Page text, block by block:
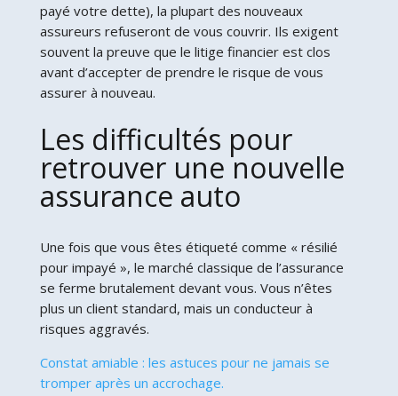
payé votre dette), la plupart des nouveaux
assureurs refuseront de vous couvrir. Ils exigent
souvent la preuve que le litige financier est clos
avant d’accepter de prendre le risque de vous
assurer à nouveau.
Les difficultés pour
retrouver une nouvelle
assurance auto
Une fois que vous êtes étiqueté comme « résilié
pour impayé », le marché classique de l’assurance
se ferme brutalement devant vous. Vous n’êtes
plus un client standard, mais un conducteur à
risques aggravés.
Constat amiable : les astuces pour ne jamais se
tromper après un accrochage.